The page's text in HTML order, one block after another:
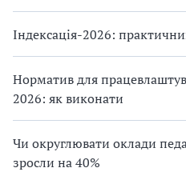
Індексація-2026:
Норматив для
2026: як виконати
Чи округлювати оклади
зросли на 40%